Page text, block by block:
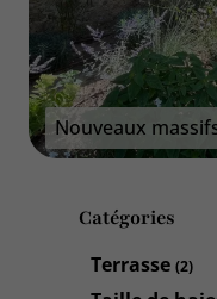
Catégories
Terrasse (2)
Nouveaux